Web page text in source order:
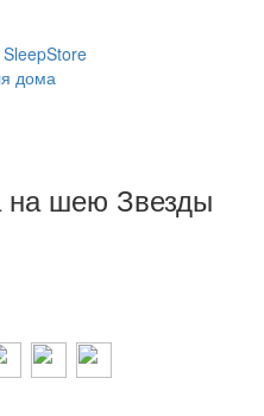
дома
на шею Звезды